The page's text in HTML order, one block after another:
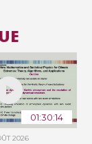
01:30:14
2026